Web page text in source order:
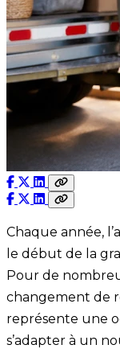
Chaque année,
le début de la
Pour de
changement de
représente une
s’adapter à un